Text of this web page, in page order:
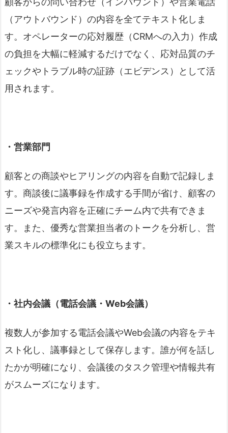
（アウトバウンド）の内容を全てテキスト化しま
す。オペレーターの応対履歴（CRMへの入力）作成
の負担を大幅に軽減するだけでなく、応対品質のチ
ェックやトラブル時の証跡（エビデンス）として活
用されます。
・営業部門
顧客との商談やヒアリングの内容を自動で記録しま
す。商談後に議事録を作成する手間が省け、顧客の
ニーズや発言内容を正確にチーム内で共有できま
す。また、優秀な営業担当者のトークを分析し、営
業スキルの標準化にも役立ちます。
・社内会議（電話会議・Web会議）
複数人が参加する電話会議やWeb会議の内容をテキ
スト化し、議事録として保存します。誰が何を話し
たかが明確になり、会議後のタスク管理や情報共有
がスムーズになります。